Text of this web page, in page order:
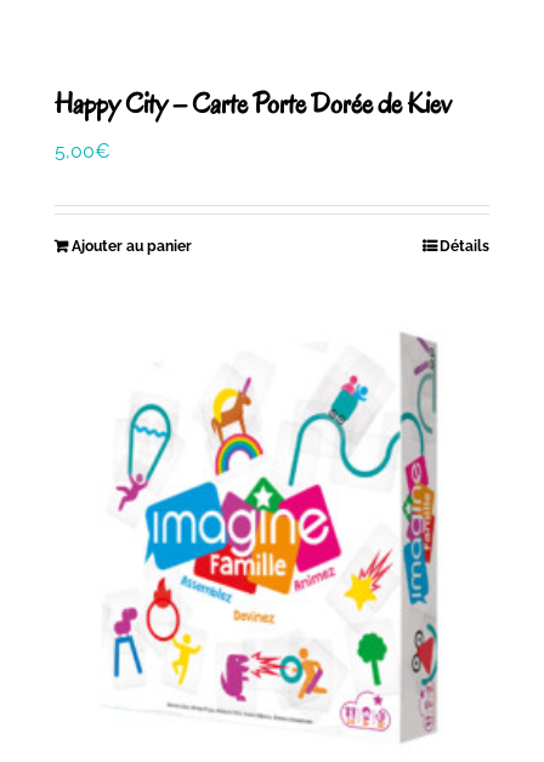
Happy City – Carte Porte Dorée de Kiev
5,00€
Ajouter au panier Détails